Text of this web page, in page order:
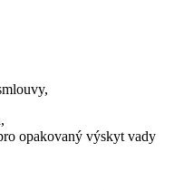
opakovaný výskyt vady